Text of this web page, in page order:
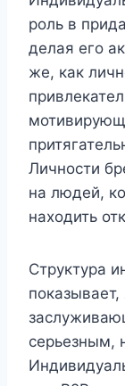
роль в
делая его
же, как
Личности
на людей,
находить
Структура
серьезным,